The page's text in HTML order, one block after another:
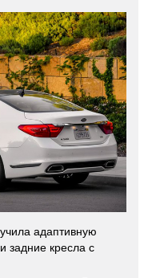
адаптивную
задние кресла с